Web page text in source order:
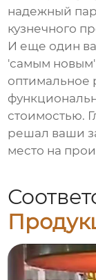
надежный
кузнечного
И еще один
'самым новым'
оптимальное
стоимостью.
решал ваши
место на